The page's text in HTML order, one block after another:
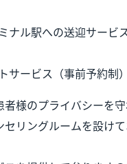
ル駅への送迎サービ
ービス（事前予約制）
者様のプライバシーを
セリングルームを設け